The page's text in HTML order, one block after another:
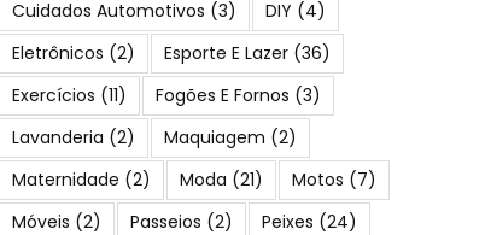
Cuidados Automotivos (3) DIY (4)
Eletrônicos (2) Esporte E Lazer (36)
Exercícios (11) Fogões E Fornos (3)
Lavanderia (2) Maquiagem (2)
Maternidade (2) Moda (21) Motos (7)
Móveis (2) Passeios (2) Peixes (24)